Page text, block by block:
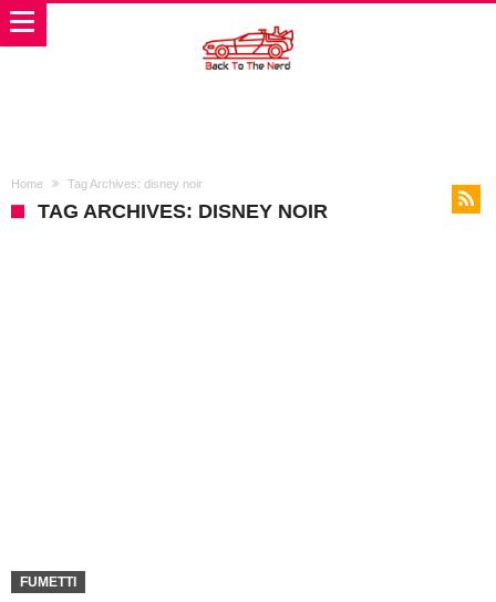
Home Tag Archives: disney noir
TAG ARCHIVES: DISNEY NOIR
FUMETTI